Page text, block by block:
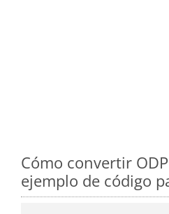
Cómo convertir
ejemplo de código